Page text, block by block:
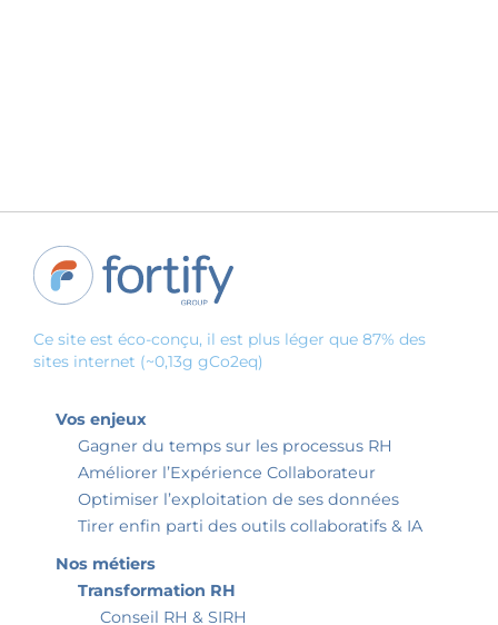
Ce site est éco-conçu, il est plus léger que 87% des
sites internet (~0,13g gCo2eq)
Vos enjeux
Gagner du temps sur les processus RH
Améliorer l’Expérience Collaborateur
Optimiser l’exploitation de ses données
Tirer enfin parti des outils collaboratifs & IA
Nos métiers
Transformation RH
Conseil RH & SIRH